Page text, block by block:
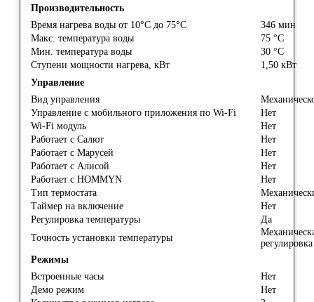
Производительность
Время нагрева воды от 10°С до 75°С
346 мин
Макс. температура воды
75 °С
Мин. температура воды
30 °С
Ступени мощности нагрева, кВт
1,50 кВт
Управление
Вид управления
Управление c мобильного приложения по Wi-Fi
Нет
Wi-Fi модуль
Нет
Работает с Салют
Нет
Работает с Марусей
Нет
Работает с Алисой
Нет
Работает с HOMMYN
Нет
Тип термостата
Таймер на включение
Нет
Регулировка температуры
Да
Точность установки температуры
Режимы
Встроенные часы
Нет
Демо режим
Нет